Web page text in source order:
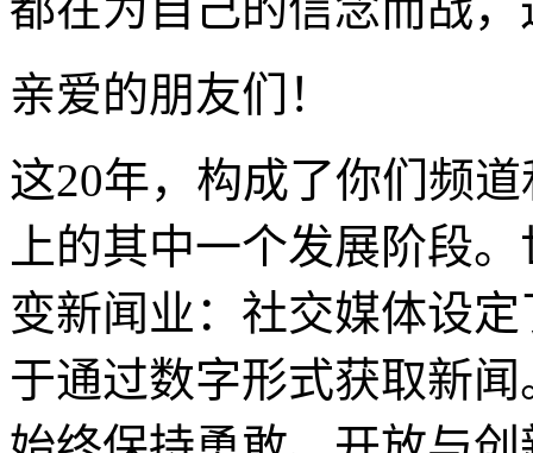
亲爱的朋友们！
这20年，构成了你们频
上的其中一个发展阶段
变新闻业：社交媒体设
于通过数字形式获取新